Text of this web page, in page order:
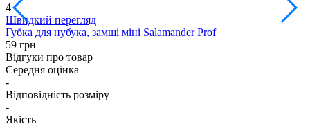
4
Швидкий перегляд
Губка для нубука, замші міні Salamander Prof
59 грн
Відгуки про товар
Середня оцінка
-
Відповідність розміру
-
Якість